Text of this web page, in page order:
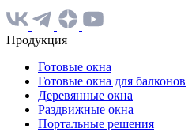
Продукция
Готовые окна
Готовые окна для балконов
Деревянные окна
Раздвижные окна
Портальные решения